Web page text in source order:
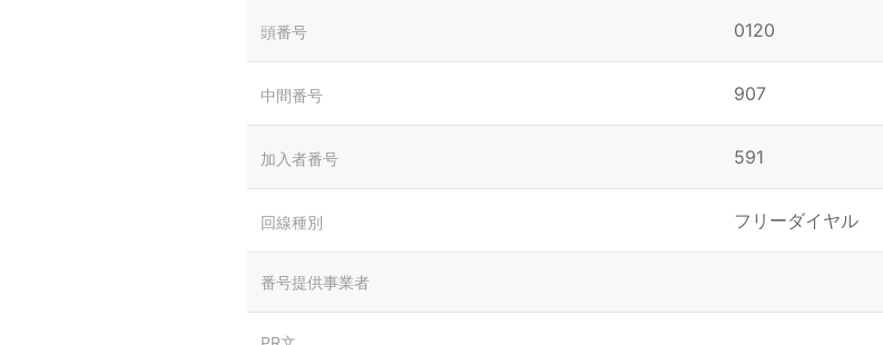
頭番号 0120
中間番号 907
加入者番号 591
回線種別 フリーダイヤル
番号提供事業者